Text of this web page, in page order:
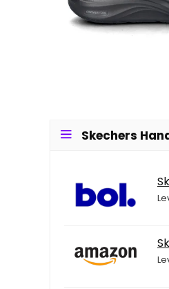
Skechers